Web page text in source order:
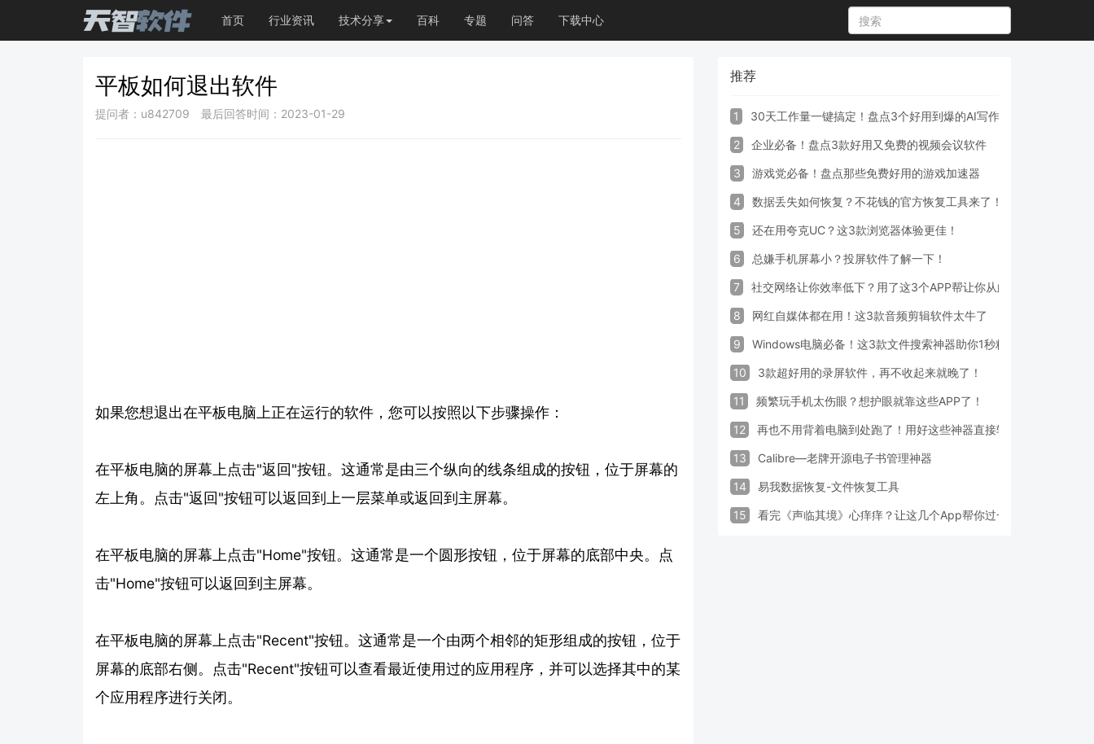
首页 行业资讯 技术分享 百科 专题 问答 下载中心
平板如何退出软件
提问者：u842709 最后回答时间：2023-01-29
如果您想退出在平板电脑上正在运行的软件，您可以按照以下步骤操作：
在平板电脑的屏幕上点击"返回"按钮。这通常是由三个纵向的线条组成的按钮，位于屏幕的
左上角。点击"返回"按钮可以返回到上一层菜单或返回到主屏幕。
在平板电脑的屏幕上点击"Home"按钮。这通常是一个圆形按钮，位于屏幕的底部中央。点
击"Home"按钮可以返回到主屏幕。
在平板电脑的屏幕上点击"Recent"按钮。这通常是一个由两个相邻的矩形组成的按钮，位于
屏幕的底部右侧。点击"Recent"按钮可以查看最近使用过的应用程序，并可以选择其中的某
个应用程序进行关闭。
推荐
1 30天工作量一键搞定！盘点3个好用到爆的AI写作生成器工具
2 企业必备！盘点3款好用又免费的视频会议软件
3 游戏党必备！盘点那些免费好用的游戏加速器
4 数据丢失如何恢复？不花钱的官方恢复工具来了！
5 还在用夸克UC？这3款浏览器体验更佳！
6 总嫌手机屏幕小？投屏软件了解一下！
7 社交网络让你效率低下？用了这3个APP帮让你从此戒掉手机！
8 网红自媒体都在用！这3款音频剪辑软件太牛了
9 Windows电脑必备！这3款文件搜索神器助你1秒精准定位文件
10 3款超好用的录屏软件，再不收起来就晚了！
11 频繁玩手机太伤眼？想护眼就靠这些APP了！
12 再也不用背着电脑到处跑了！用好这些神器直接轻松办公
13 Calibre—老牌开源电子书管理神器
14 易我数据恢复-文件恢复工具
15 看完《声临其境》心痒痒？让这几个App帮你过一把配音瘾